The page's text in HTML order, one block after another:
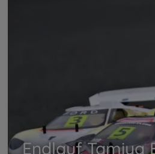
Endlauf Tamiya